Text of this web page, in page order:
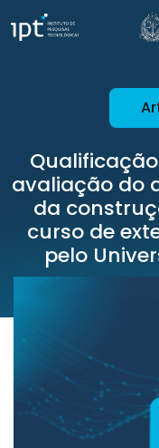
avaliação do
da
curso de
pelo